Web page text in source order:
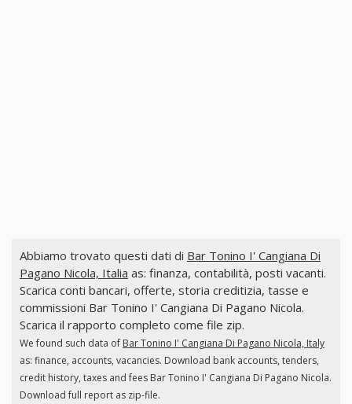
Abbiamo trovato questi dati di Bar Tonino I' Cangiana Di
Pagano Nicola, Italia as: finanza, contabilità, posti vacanti.
Scarica conti bancari, offerte, storia creditizia, tasse e
commissioni Bar Tonino I' Cangiana Di Pagano Nicola.
Scarica il rapporto completo come file zip.
We found such data of Bar Tonino I' Cangiana Di Pagano Nicola, Italy
as: finance, accounts, vacancies. Download bank accounts, tenders,
credit history, taxes and fees Bar Tonino I' Cangiana Di Pagano Nicola.
Download full report as zip-file.